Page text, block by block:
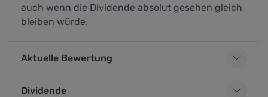
auch wenn die Dividende absolut gesehen gleich
bleiben würde.
Aktuelle Bewertung
Dividende